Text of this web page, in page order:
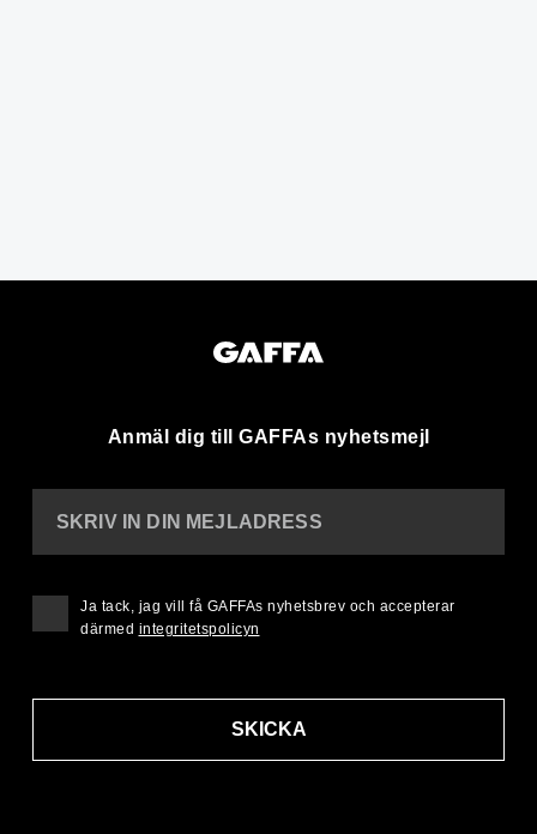
Anmäl dig till GAFFAs nyhetsmejl
SKRIV IN DIN MEJLADRESS
SKICKA
Ja tack, jag vill få GAFFAs nyhetsbrev och accepterar
därmed integritetspolicyn